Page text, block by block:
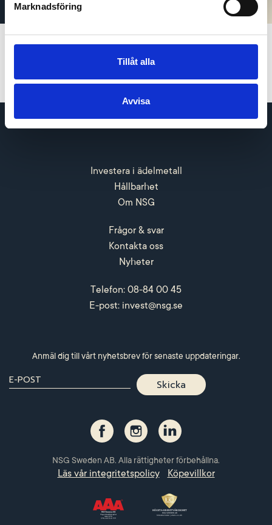
Marknadsföring
Tillåt alla
Avvisa
Investera i ädelmetall
Hållbarhet
Om NSG
Frågor & svar
Kontakta oss
Nyheter
Telefon: 08-84 00 45
E-post: invest@nsg.se
Anmäl dig till vårt nyhetsbrev för senaste uppdateringar.
NSG Sweden AB. Alla rättigheter förbehållna.
Läs vår integritetspolicy Köpevillkor